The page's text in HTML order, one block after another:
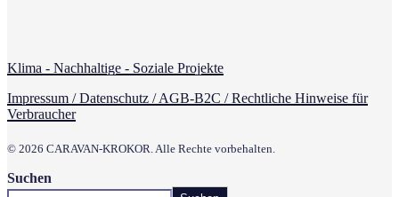
Klima - Nachhaltige - Soziale Projekte
Impressum / Datenschutz / AGB-B2C / Rechtliche Hinweise für
Verbraucher
© 2026 CARAVAN-KROKOR. Alle Rechte vorbehalten.
Suchen